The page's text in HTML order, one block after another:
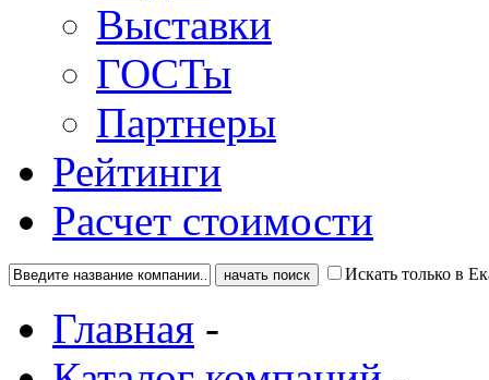
Выставки
ГОСТы
Партнеры
Рейтинги
Расчет стоимости
Искать только в
Главная -